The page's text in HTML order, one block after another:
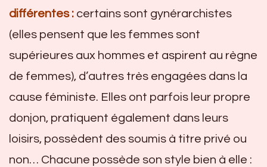
différentes : certains sont gynérarchistes
(elles pensent que les femmes sont
supérieures aux hommes et aspirent au règne
de femmes), d’autres très engagées dans la
cause féministe. Elles ont parfois leur propre
donjon, pratiquent également dans leurs
loisirs, possèdent des soumis à titre privé ou
non… Chacune possède son style bien à elle :